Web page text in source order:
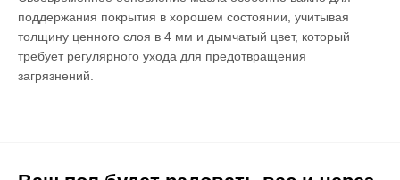
поддержания покрытия в хорошем состоянии, учитывая
толщину ценного слоя в 4 мм и дымчатый цвет, который
требует регулярного ухода для предотвращения
загрязнений.